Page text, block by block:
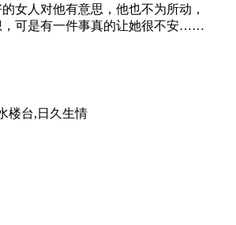
女人对他有意思，他也不为所动，
，可是有一件事真的让她很不安……
楼台,日久生情